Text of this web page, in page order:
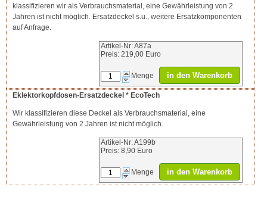
klassifizieren wir als Verbrauchsmaterial, eine Gewährleistung von 2
Jahren ist nicht möglich. Ersatzdeckel s.u., weitere Ersatzkomponenten
auf Anfrage.
Artikel-Nr: A87a
Preis: 219,00 Euro
Menge in den Warenkorb
Eklektorkopfdosen-Ersatzdeckel * EcoTech
Wir klassifizieren diese Deckel als Verbrauchsmaterial, eine
Gewährleistung von 2 Jahren ist nicht möglich.
Artikel-Nr: A199b
Preis: 8,90 Euro
Menge in den Warenkorb